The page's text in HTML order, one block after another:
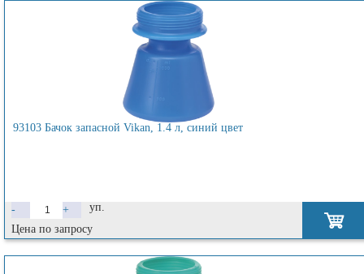
93103 Бачок запасной Vikan, 1.4 л, синий цвет
- +
уп.
Цена по запросу